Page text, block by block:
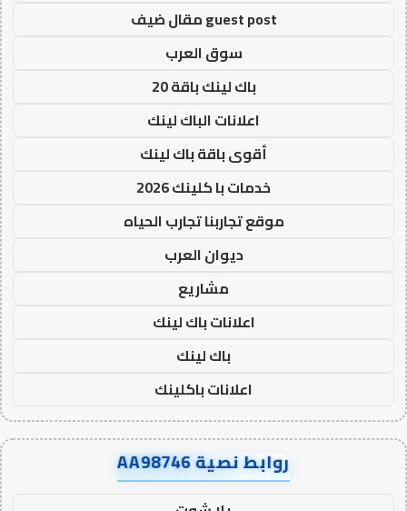
guest post مقال ضيف
سوق العرب
باك لينك باقة 20
اعلانات الباك لينك
أقوى باقة باك لينك
خدمات با كلينك 2026
موقع تجاربنا تجارب الحياه
ديوان العرب
مشاريع
اعلانات باك لينك
باك لينك
اعلانات باكلينك
روابط نصية AA98746